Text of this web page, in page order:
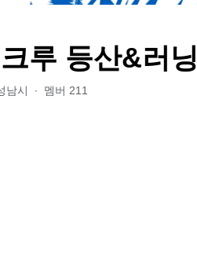
루 등산&러닝
남시 ∙ 멤버 211